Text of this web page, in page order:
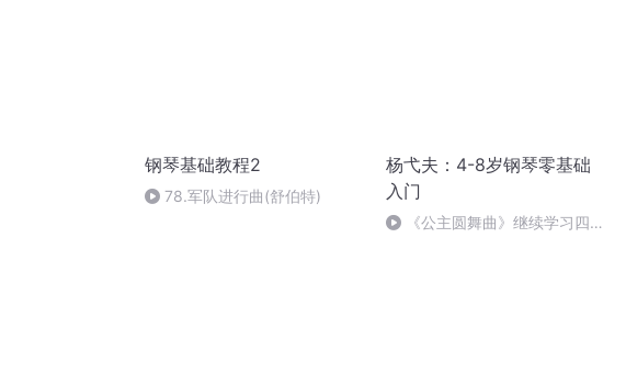
钢琴基础教程2
78.军队进行曲(舒伯特)
杨弋夫：4-8岁钢琴零基础
入门
《公主圆舞曲》继续学习四手